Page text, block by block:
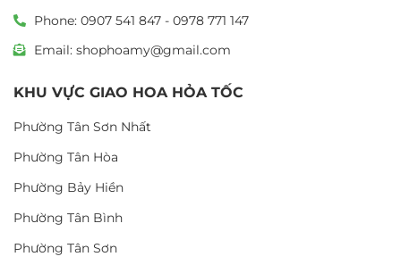
Phone: 0907 541 847 - 0978 771 147
Email: shophoamy@gmail.com
KHU VỰC GIAO HOA HỎA TỐC
Phường Tân Sơn Nhất
Phường Tân Hòa
Phường Bảy Hiền
Phường Tân Bình
Phường Tân Sơn